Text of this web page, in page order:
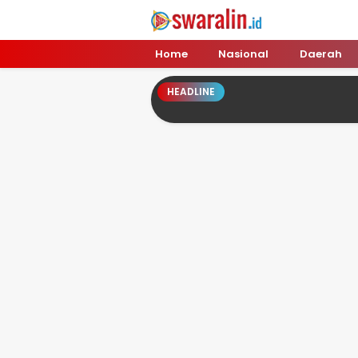
Swara Lin
Independent, Tajam & Profesional
Home Nasional Daerah
HEADLINE